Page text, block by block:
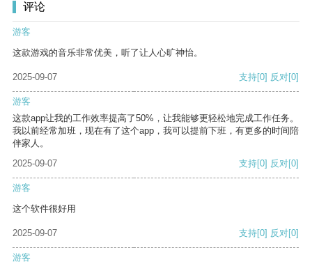
评论
游客
这款游戏的音乐非常优美，听了让人心旷神怡。
2025-09-07 支持[0] 反对[0]
游客
这款app让我的工作效率提高了50%，让我能够更轻松地完成工作任务。
我以前经常加班，现在有了这个app，我可以提前下班，有更多的时间陪
伴家人。
2025-09-07
支持[0] 反对[0]
游客
这个软件很好用
2025-09-07 支持[0] 反对[0]
游客